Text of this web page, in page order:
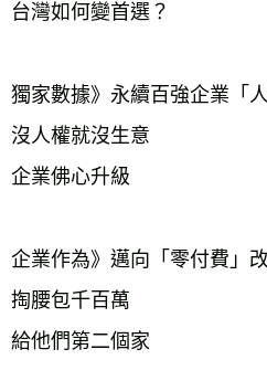
台灣如何變首選？
獨家數據》永續百強企業「
沒人權就沒生意
企業佛心升級
企業作為》邁向「零付費」
掏腰包千百萬
給他們第二個家